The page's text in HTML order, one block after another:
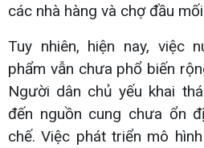
các nhà hàng và chợ đầu
Tuy nhiên, hiện nay, việc
phẩm vẫn chưa phổ biến
Người dân chủ yếu khai
đến nguồn cung chưa ổn
chế. Việc phát triển mô